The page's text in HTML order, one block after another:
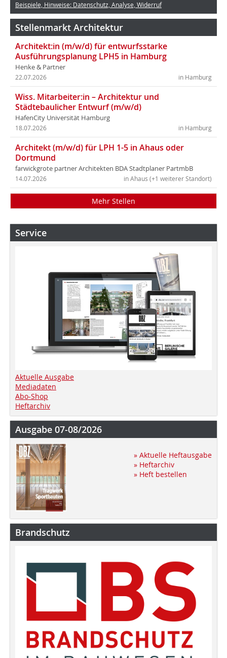
Beispiele, Hinweise: Datenschutz, Analyse, Widerruf
Stellenmarkt Architektur
Architekt:in (m/w/d) für entwurfsstarke
Ausführungsplanung LPH5 in Hamburg
Henke & Partner
in Hamburg
22.07.2026
Wiss. Mitarbeiter:in – Architektur und
Städtebaulicher Entwurf (m/w/d)
HafenCity Universität Hamburg
in Hamburg
18.07.2026
Architekt (m/w/d) für LPH 1-5 in Ahaus oder
Dortmund
farwickgrote partner Architekten BDA Stadtplaner PartmbB
in Ahaus (+1 weiterer Standort)
14.07.2026
Mehr Stellen
Service
Aktuelle Ausgabe
Mediadaten
Abo-Shop
Heftarchiv
Ausgabe 07-08/2026
» Aktuelle Heftausgabe
» Heftarchiv
» Heft bestellen
Brandschutz